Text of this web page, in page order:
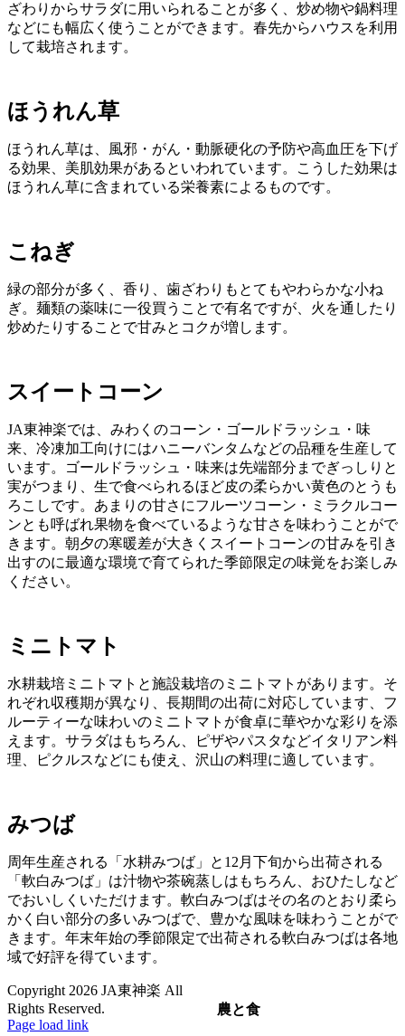
ざわりからサラダに用いられることが多く、炒め物や鍋料理
などにも幅広く使うことができます。春先からハウスを利用
して栽培されます。
ほうれん草
ほうれん草は、風邪・がん・動脈硬化の予防や高血圧を下げ
る効果、美肌効果があるといわれています。こうした効果は
ほうれん草に含まれている栄養素によるものです。
こねぎ
緑の部分が多く、香り、歯ざわりもとてもやわらかな小ね
ぎ。麺類の薬味に一役買うことで有名ですが、火を通したり
炒めたりすることで甘みとコクが増します。
スイートコーン
JA東神楽では、みわくのコーン・ゴールドラッシュ・味
来、冷凍加工向けにはハニーバンタムなどの品種を生産して
います。ゴールドラッシュ・味来は先端部分までぎっしりと
実がつまり、生で食べられるほど皮の柔らかい黄色のとうも
ろこしです。あまりの甘さにフルーツコーン・ミラクルコー
ンとも呼ばれ果物を食べているような甘さを味わうことがで
きます。朝夕の寒暖差が大きくスイートコーンの甘みを引き
出すのに最適な環境で育てられた季節限定の味覚をお楽しみ
ください。
ミニトマト
水耕栽培ミニトマトと施設栽培のミニトマトがあります。そ
れぞれ収穫期が異なり、長期間の出荷に対応しています、フ
ルーティーな味わいのミニトマトが食卓に華やかな彩りを添
えます。サラダはもちろん、ピザやパスタなどイタリアン料
理、ピクルスなどにも使え、沢山の料理に適しています。
みつば
周年生産される「水耕みつば」と12月下旬から出荷される
「軟白みつば」は汁物や茶碗蒸しはもちろん、おひたしなど
でおいしくいただけます。軟白みつばはその名のとおり柔ら
かく白い部分の多いみつばで、豊かな風味を味わうことがで
きます。年末年始の季節限定で出荷される軟白みつばは各地
域で好評を得ています。
農と食
Copyright 2026 JA東神楽 All
Rights Reserved.
Facebook
Instagram
Page load link